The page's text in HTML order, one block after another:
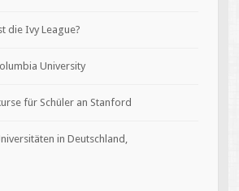
die Ivy League?
University
für Schüler an Stanford
in Deutschland,